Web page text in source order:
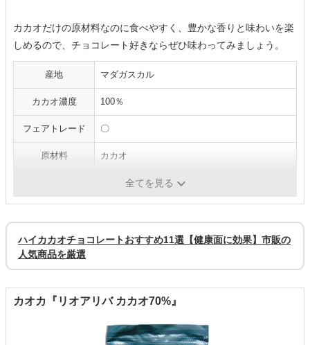
カカオだけの原材料なのに食べやすく、豊かな香りと味わいを楽
しめるので、チョコレート好きならぜひ味わってみましょう。
産地 マダガスカル
カカオ濃度 100％
フェアトレード 〇
原材料 カカオ
不使用全てを見る
ハイカカオチョコレートおすすめ11選【健康面に効果】市販の
人気商品を厳選
カオカ『リオアリバ カカオ70%』